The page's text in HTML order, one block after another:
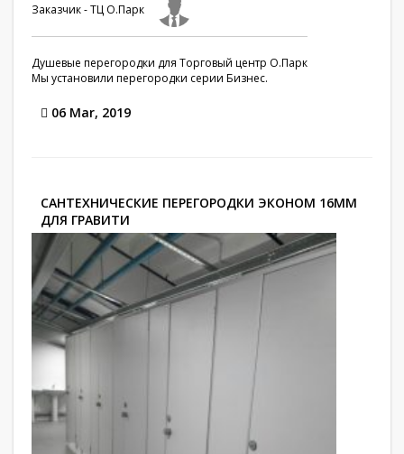
Заказчик - ТЦ О.Парк
Душевые перегородки для Торговый центр О.Парк
Мы установили перегородки серии Бизнес.
06 Mar, 2019
САНТЕХНИЧЕСКИЕ ПЕРЕГОРОДКИ ЭКОНОМ 16ММ
ДЛЯ ГРАВИТИ